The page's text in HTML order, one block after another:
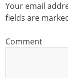
Your email
fields are
Comment